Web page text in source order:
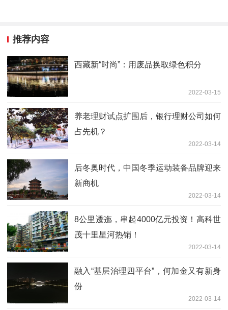
推荐内容
西藏新“时尚”：用废品换取绿色积分
2022-03-15
养老理财试点扩围后，银行理财公司如何
占先机？
2022-03-14
后冬奥时代，中国冬季运动装备品牌迎来
新商机
2022-03-14
8公里逶迤，串起4000亿元投资！高科世
茂十里星河热销！
2022-03-14
融入“基层治理四平台”，何加金又有新身
份
2022-03-14